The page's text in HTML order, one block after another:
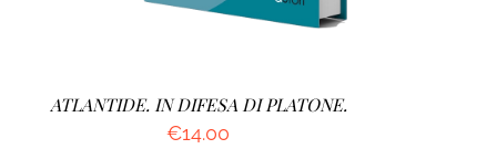
ATLANTIDE. IN DIFESA DI PLATONE.
€14.00